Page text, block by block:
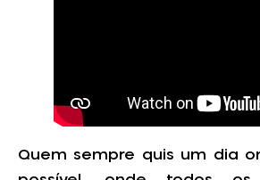
Quem sempre quis um dia